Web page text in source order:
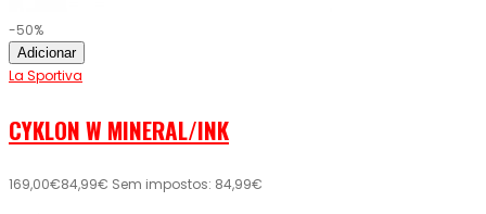
-50%
Adicionar
La Sportiva
CYKLON W MINERAL/INK
169,00€84,99€ Sem impostos: 84,99€